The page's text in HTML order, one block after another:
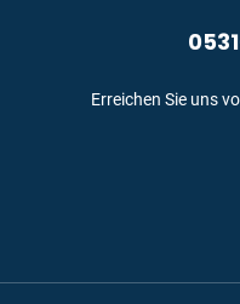
Erreichen Sie uns